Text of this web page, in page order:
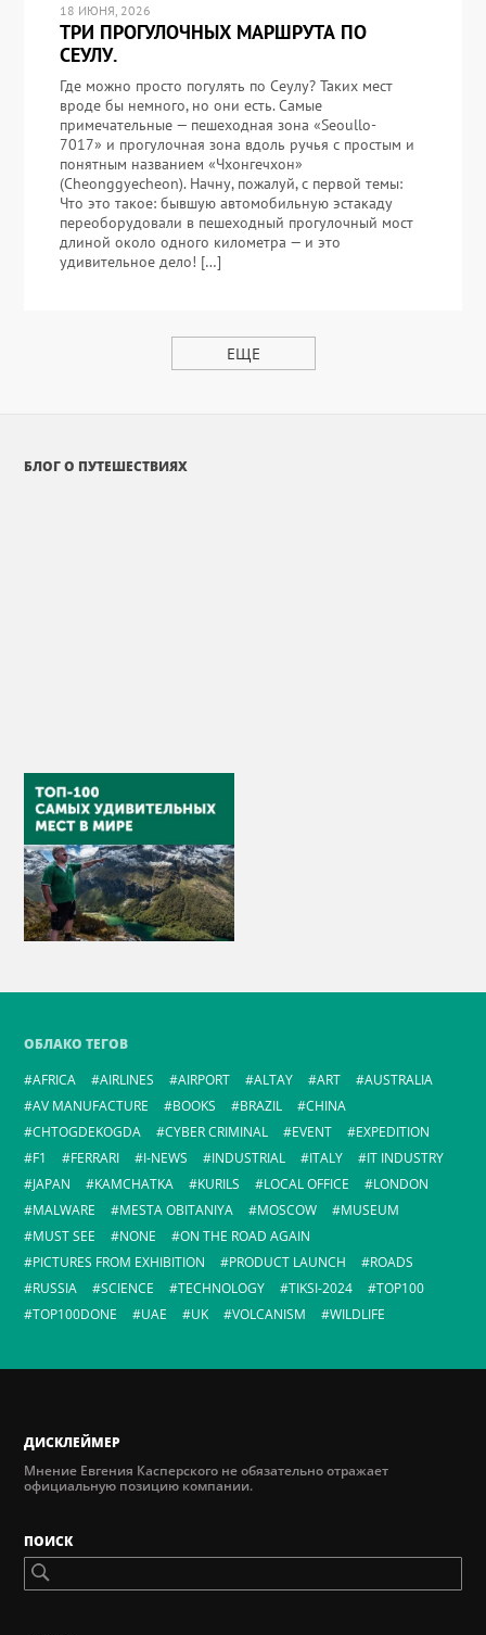
18 ИЮНЯ, 2026
ТРИ ПРОГУЛОЧНЫХ МАРШРУТА ПО
СЕУЛУ.
Где можно просто погулять по Сеулу? Таких мест
вроде бы немного, но они есть. Самые
примечательные — пешеходная зона «Seoullo-
7017» и прогулочная зона вдоль ручья с простым и
понятным названием «Чхонгечхон»
(Cheonggyecheon). Начну, пожалуй, с первой темы:
Что это такое: бывшую автомобильную эстакаду
переоборудовали в пешеходный прогулочный мост
длиной около одного километра — и это
удивительное дело! […]
ЕЩЕ
БЛОГ О ПУТЕШЕСТВИЯХ
ОБЛАКО ТЕГОВ
AFRICA
AIRLINES AIRPORT ALTAY ART
AUSTRALIA
AV MANUFACTURE
BOOKS BRAZIL
CHINA
CHTOGDEKOGDA
CYBER CRIMINAL EVENT
EXPEDITION
F1
FERRARI I-NEWS INDUSTRIAL ITALY
IT INDUSTRY
JAPAN
KAMCHATKA KURILS LOCAL OFFICE
LONDON
MALWARE
MESTA OBITANIYA MOSCOW
MUSEUM
MUST SEE
NONE
ON THE ROAD AGAIN
PICTURES FROM EXHIBITION
PRODUCT LAUNCH
ROADS
RUSSIA
SCIENCE TECHNOLOGY TIKSI-2024
TOP100
TOP100DONE
UAE UK VOLCANISM WILDLIFE
ДИСКЛЕЙМЕР
Мнение Евгения Касперского не обязательно отражает
официальную позицию компании.
ПОИСК